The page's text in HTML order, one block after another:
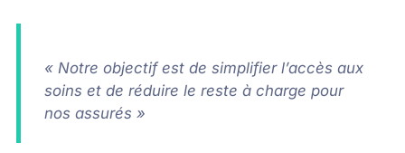
« Notre objectif est de simplifier l’accès aux
soins et de réduire le reste à charge pour
nos assurés »